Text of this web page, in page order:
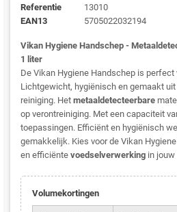
Referentie
13010
EAN13
5705022032194
Vikan Hygiene Handschep -
1 liter
De Vikan Hygiene Handschep is
Lichtgewicht, hygiënisch en gemaakt
reiniging. Het metaaldetecteerbare
op verontreiniging. Met een capaciteit
toepassingen. Efficiënt en hygiënisch
gemakkelijk. Kies voor de Vikan
en efficiënte voedselverwerking in
Volumekortingen